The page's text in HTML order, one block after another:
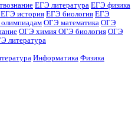
ЕГЭ литература ЕГЭ физика
ЕГЭ история ЕГЭ биология ЕГЭ
олимпиадам ОГЭ математика ОГЭ
ОГЭ химия ОГЭ биология ОГЭ
литература
Информатика Физика